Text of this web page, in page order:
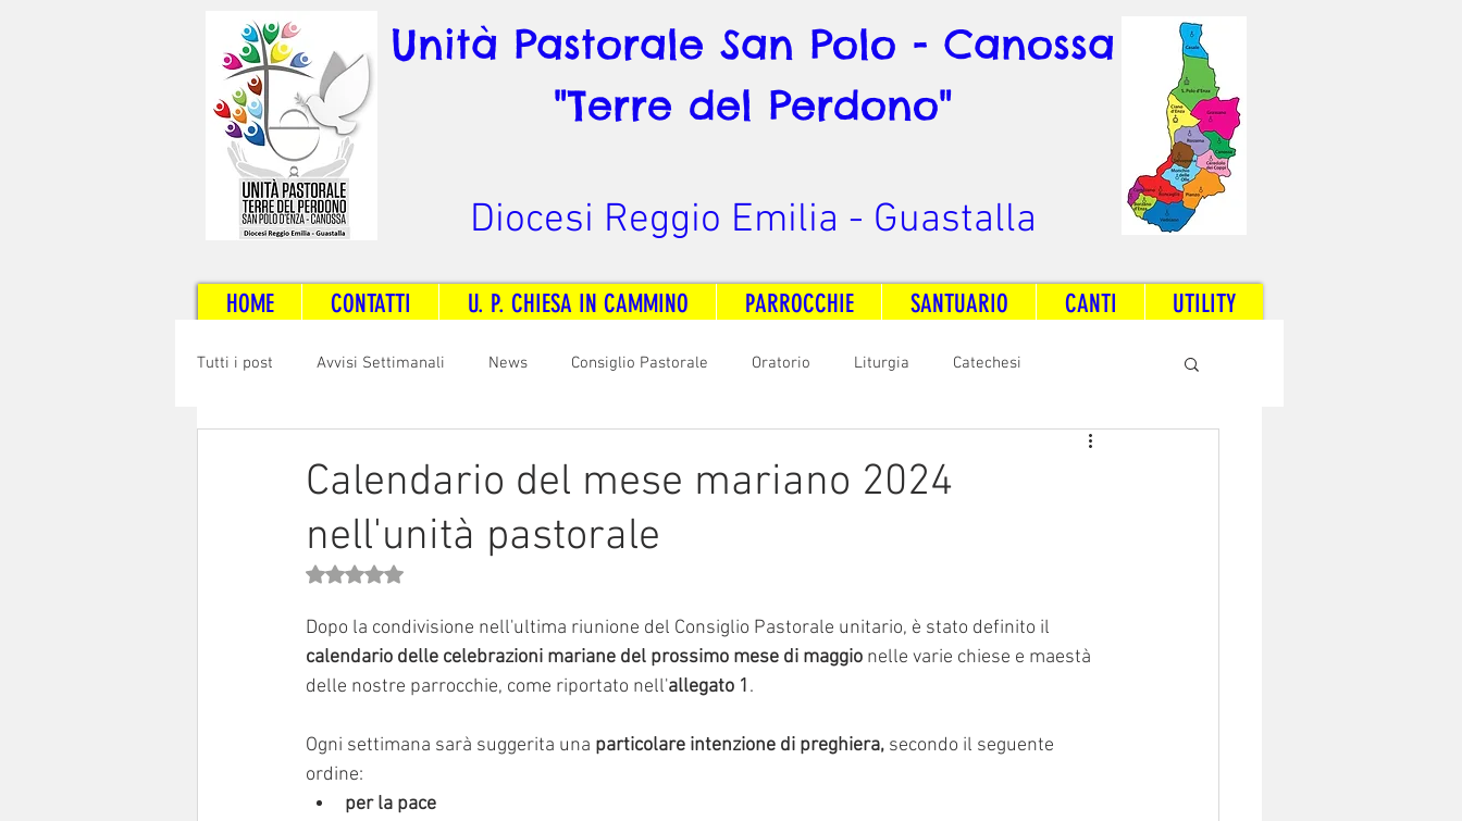
Unità Pastorale San Polo - Canossa
"Terre del Perdono"
Diocesi Reggio Emilia - Guastalla
HOME CONTATTI U. P. CHIESA IN CAMMINO PARROCCHIE SANTUARIO CANTI UTILITY
Tutti i post Avvisi Settimanali News Consiglio Pastorale Oratorio Liturgia Catechesi
Radio Dream Together
Sinodo 2021-23 Anziani e ammalati
Calendario del mese mariano 2024
nell'unità pastorale
Valutazione NaN stelle su 5.
Dopo la condivisione nell'ultima riunione del Consiglio Pastorale unitario, è stato definito il
calendario delle celebrazioni mariane del prossimo mese di maggio nelle varie chiese e maestà
delle nostre parrocchie, come riportato nell'allegato 1.
Ogni settimana sarà suggerita una particolare intenzione di preghiera, secondo il seguente
ordine:
per la pace